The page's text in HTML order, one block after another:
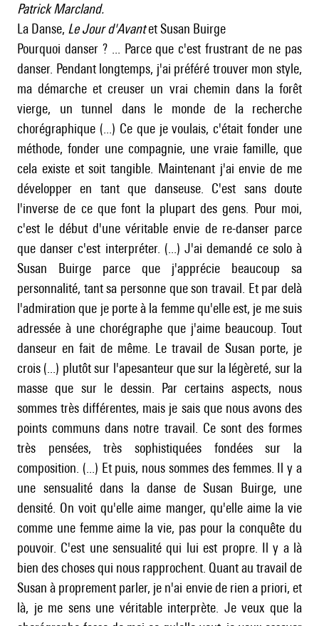
Patrick Marcland.
La Danse, Le Jour d'Avantet Susan Buirge
Pourquoi danser ? ... Parce que c'est frustrant de ne pas
danser. Pendant longtemps, j'ai préféré trouver mon style,
ma démarche et creuser un vrai chemin dans la forêt
vierge, un tunnel dans le monde de la recherche
chorégraphique (...) Ce que je voulais, c'était fonder une
méthode, fonder une compagnie, une vraie famille, que
cela existe et soit tangible. Maintenant j'ai envie de me
développer en tant que danseuse. C'est sans doute
l'inverse de ce que font la plupart des gens. Pour moi,
c'est le début d'une véritable envie de re-danser parce
que danser c'est interpréter. (...) J'ai demandé ce solo à
Susan Buirge parce que j'apprécie beaucoup sa
personnalité, tant sa personne que son travail. Et par delà
l'admiration que je porte à la femme qu'elle est, je me suis
adressée à une chorégraphe que j'aime beaucoup. Tout
danseur en fait de même. Le travail de Susan porte, je
crois (...) plutôt sur l'apesanteur que sur la légèreté, sur la
masse que sur le dessin. Par certains aspects, nous
sommes très différentes, mais je sais que nous avons des
points communs dans notre travail. Ce sont des formes
très pensées, très sophistiquées fondées sur la
composition. (...) Et puis, nous sommes des femmes. Il y a
une sensualité dans la danse de Susan Buirge, une
densité. On voit qu'elle aime manger, qu'elle aime la vie
comme une femme aime la vie, pas pour la conquête du
pouvoir. C'est une sensualité qui lui est propre. Il y a là
bien des choses qui nous rapprochent. Quant au travail de
Susan à proprement parler, je n'ai envie de rien a priori, et
là, je me sens une véritable interprète. Je veux que la